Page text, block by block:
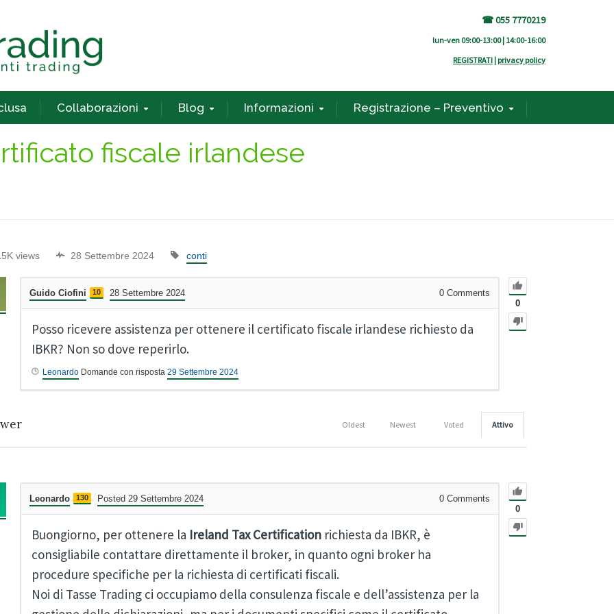
☎ 055 7770219
lun-ven 09:00-13:00 | 14:00-16:00
REGISTRATI | privacy policy
Collaborazioni Blog Informazioni Registrazione – Preventivo
fiscale irlandese
views 28 Settembre 2024 conti
0
Guido Ciofini 10 28 Settembre 2024 0 Comments
Posso ricevere assistenza per ottenere il certificato fiscale irlandese richiesto da
IBKR? Non so dove reperirlo.
Leonardo Domande con risposta 29 Settembre 2024
Attivo
Voted
Newest
Oldest
0
Leonardo 130 Posted 29 Settembre 2024 0 Comments
Buongiorno, per ottenere la Ireland Tax Certification richiesta da IBKR, è
consigliabile contattare direttamente il broker, in quanto ogni broker ha
procedure specifiche per la richiesta di certificati fiscali.
Noi di Tasse Trading ci occupiamo della consulenza fiscale e dell’assistenza per la